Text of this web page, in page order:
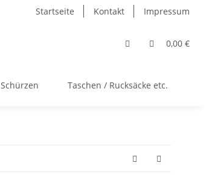
Startseite Kontakt Impressum
0,00 €
Schürzen Taschen / Rucksäcke etc.